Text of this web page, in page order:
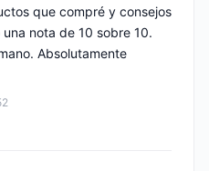
que compré y consejos
nota de 10 sobre 10.
Absolutamente